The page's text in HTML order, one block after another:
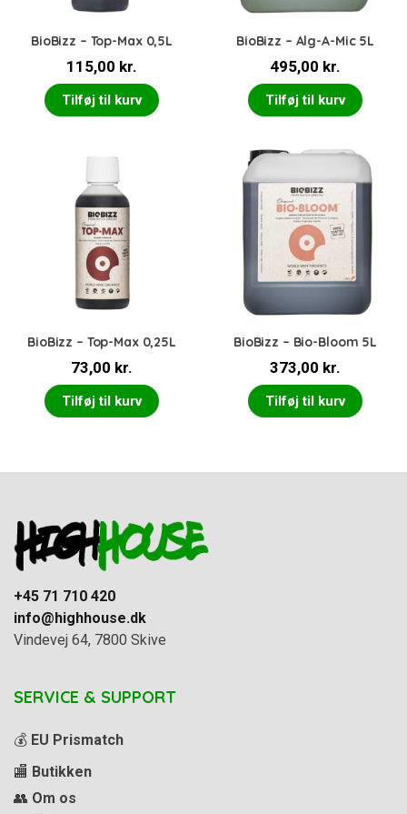
BioBizz – Top-Max 0,5L
115,00 kr.
Tilføj til kurv
BioBizz – Alg-A-Mic 5L
495,00 kr.
Tilføj til kurv
BioBizz – Top-Max 0,25L
73,00 kr.
Tilføj til kurv
BioBizz – Bio-Bloom 5L
373,00 kr.
Tilføj til kurv
+45 71 710 420
info@highhouse.dk
Vindevej 64, 7800 Skive
SERVICE & SUPPORT
💰 EU Prismatch
🏬 Butikken
👥 Om os